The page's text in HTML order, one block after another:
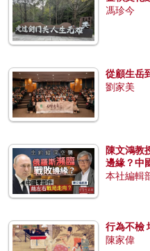
馮珍今
從顧生岳
劉家美
陳文鴻教
邊緣？中
本社編輯
行為不檢
陳家偉